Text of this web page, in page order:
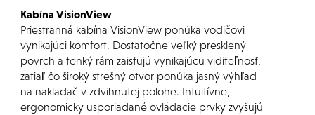
Kabína VisionView
Priestranná kabína VisionView ponúka vodičovi
vynikajúci komfort. Dostatočne veľký presklený
povrch a tenký rám zaisťujú vynikajúcu viditeľnosť,
zatiaľ čo široký strešný otvor ponúka jasný výhľad
na nakladač v zdvihnutej polohe. Intuitívne,
ergonomicky usporiadané ovládacie prvky zvyšujú